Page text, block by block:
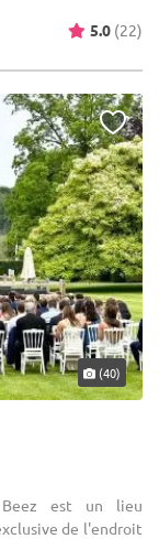
5.0 (22)
(40)
Beez est un lieu
de l'endroit